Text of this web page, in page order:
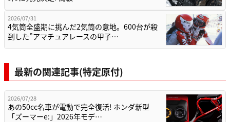
2026/07/31
4気筒全盛期に挑んだ2気筒の意地。600台が殺
到した”アマチュアレースの甲子…
最新の関連記事(特定原付)
2026/07/28
あの50cc名車が電動で完全復活! ホンダ新型
「ズーマーe:」2026年モデ…